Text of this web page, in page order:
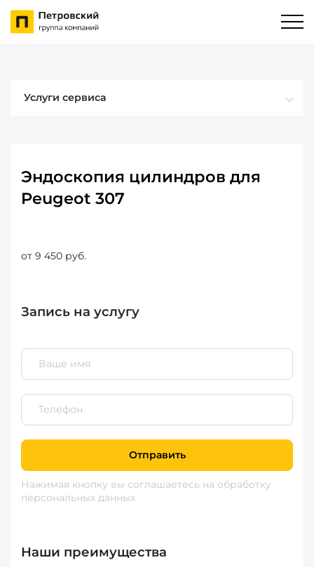
Услуги сервиса
Эндоскопия цилиндров для
Peugeot 307
от 9 450 руб.
Запись на услугу
Отправить
Нажимая кнопку вы соглашаетесь на обработку
персональных данных
Наши преимущества